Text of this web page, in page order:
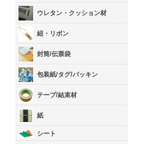
ウレタン・クッション材
紐・リボン
封筒/伝票袋
包装紙/タグ/パッキン
テープ/結束材
紙
シート